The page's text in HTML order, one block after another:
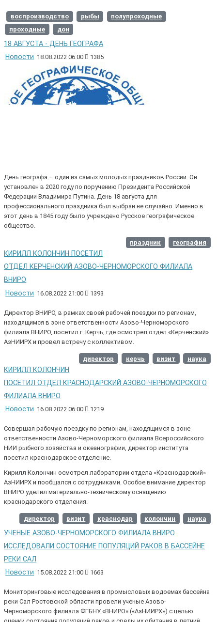
воспроизводство рыбы
полупроходные
проходные
дон
18 АВГУСТА - ДЕНЬ ГЕОГРАФА
Новости 18.08.2022 06:00 1385
День географа – один из самых молодых праздников России. Он
установлен в 2020 году по поручению Президента Российской
Федерации Владимира Путина. День 18 августа для
профессионального праздника был выбран не случайно. Именно в
этот день в 1845 году было учреждено Русское географическое
общество.
праздник география
КИРИЛЛ КОЛОНЧИН ПОСЕТИЛ
ОТДЕЛ КЕРЧЕНСКИЙ АЗОВО-ЧЕРНОМОРСКОГО ФИЛИАЛА
ВНИРО
Новости 16.08.2022 21:00 1393
Директор ВНИРО, в рамках своей рабочей поездки по регионам,
находящимся в зоне ответственности Азово-Черноморского
филиала ВНИРО, посетил г. Керчь, где осмотрел отдел «Керченский»
АзНИИРХ и провел встречу с коллективом.
директор керчь визит наука
КИРИЛЛ КОЛОНЧИН
ПОСЕТИЛ ОТДЕЛ КРАСНОДАРСКИЙ АЗОВО-ЧЕРНОМОРСКОГО
ФИЛИАЛА ВНИРО
Новости 16.08.2022 06:00 1219
Совершая рабочую поездку по регионам, находящимся в зоне
ответственности Азово-Черноморского филиала Всероссийского
НИИ рыбного хозяйства и океанографии, директор института
посетил краснодарское отделение.
Кирилл Колончин осмотрел лаборатории отдела «Краснодарский»
АзНИИРХ и пообщался с сотрудниками. Особое внимание директор
ВНИРО уделил материально-техническому оснащению
краснодарского отделения.
директор визит краснодар колончин наука
УЧЕНЫЕ АЗОВО-ЧЕРНОМОРСКОГО ФИЛИАЛА ВНИРО
ИССЛЕДОВАЛИ СОСТОЯНИЕ ПОПУЛЯЦИЙ РАКОВ В БАССЕЙНЕ
РЕКИ САЛ
Новости 15.08.2022 21:00 1663
Мониторинговые исследования в промысловых водоемах бассейна
реки Сал Ростовской области провели ученые Азово-
Черноморского филиала ФГБНУ «ВНИРО» («АзНИИРХ») с целью